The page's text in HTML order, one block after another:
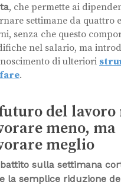
, che permette ai
settimane da quattro
senza che questo
nel salario, ma
di ulteriori
.
del lavoro
meno, ma
meglio
sulla settimana
la semplice riduzione